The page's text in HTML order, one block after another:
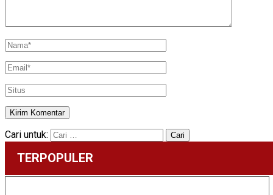
Cari untuk:
TERPOPULER